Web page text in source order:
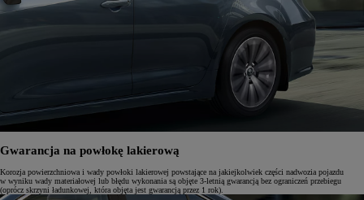
Gwarancja na powłokę lakierową
Korozja powierzchniowa i wady powłoki lakierowej powstające na jakiejkolwiek części nadwozia pojazdu
w wyniku wady materiałowej lub błędu wykonania są objęte 3-letnią gwarancją bez ograniczeń przebiegu
(oprócz skrzyni ładunkowej, która objęta jest gwarancją przez 1 rok).